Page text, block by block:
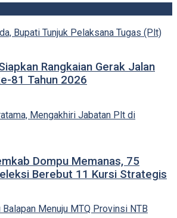
Rangkaian Gerak Jalan
81 Tahun 2026
Dompu Memanas, 75
Berebut 11 Kursi Strategis